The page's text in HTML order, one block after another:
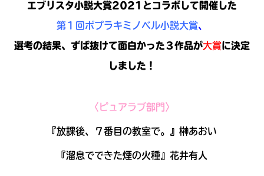
エブリスタ小説大賞2021とコラボして開催した
第１回ポプラキミノベル小説大賞、
選考の結果、ずば抜けて面白かった３作品が大賞に決定
しました！
〈ピュアラブ部門〉
『放課後、７番目の教室で。』榊あおい
『溜息でできた煙の火種』花井有人